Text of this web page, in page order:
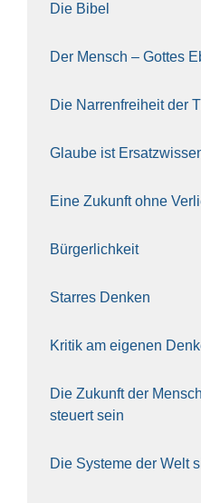
Die Bibel
Der Mensch – Got­tes
Die Nar­ren­frei­heit der
Glau­be ist
Eine Zukunft ohne
Bür­ger­lich­keit
Star­res Den­ken
Kri­tik am eige­nen
Die Zukunft der
steu­ert sein
Die Sys­te­me der Welt